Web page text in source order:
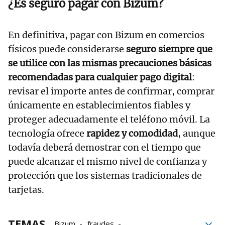
¿Es seguro pagar con Bizum?
En definitiva, pagar con Bizum en comercios
físicos puede considerarse seguro siempre que
se utilice con las mismas precauciones básicas
recomendadas para cualquier pago digital:
revisar el importe antes de confirmar, comprar
únicamente en establecimientos fiables y
proteger adecuadamente el teléfono móvil. La
tecnología ofrece rapidez y comodidad, aunque
todavía deberá demostrar con el tiempo que
puede alcanzar el mismo nivel de confianza y
protección que los sistemas tradicionales de
tarjetas.